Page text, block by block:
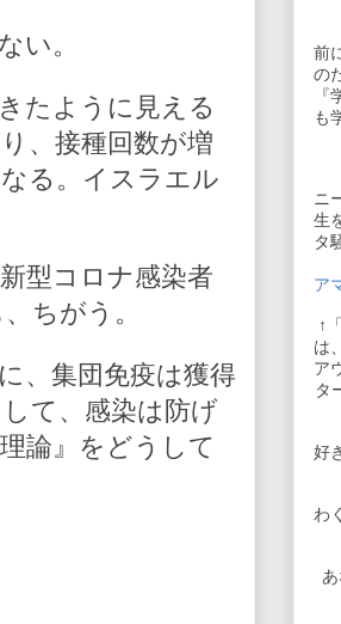
い。
たように見える
、接種回数が増
る。イスラエル
型コロナ感染者
ちがう。
、集団免疫は獲得
て、感染は防げ
論』をどうして
前
の
も
ニ
生
タ
ア
↑
は
ア
タ
好
わ